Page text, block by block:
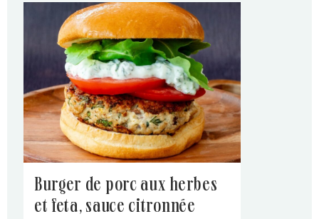
burger de porc aux herbes
et feta, sauce citronnée